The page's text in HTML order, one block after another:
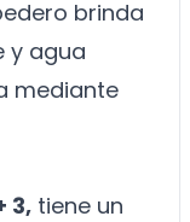
brinda
y agua
mediante
3, tiene un